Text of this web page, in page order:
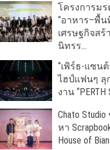
โครงการม
“อาหาร–พื้
เศรษฐกิจสร้
นิทรร...
“เพิร์ธ-แซน
ไฮป์แฟนๆ ลุ
งาน “PERTH
Chato
หา
House of